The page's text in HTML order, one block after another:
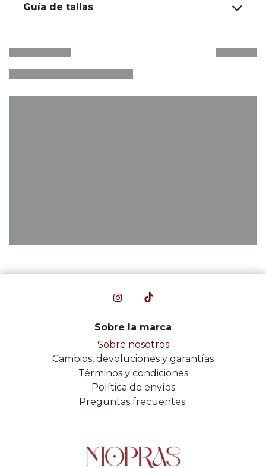
Guía de tallas
Sobre la marca
Sobre nosotros
Cambios, devoluciones y garantías
Términos y condiciones
Política de envíos
Preguntas frecuentes